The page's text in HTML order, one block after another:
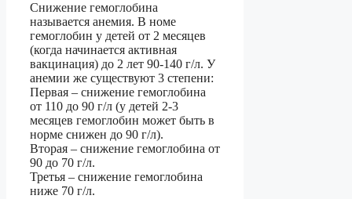
Снижение гемоглобина
называется анемия. В номе
гемоглобин у детей от 2 месяцев
(когда начинается активная
вакцинация) до 2 лет 90-140 г/л. У
анемии же существуют 3 степени:
Первая – снижение гемоглобина
от 110 до 90 г/л (у детей 2-3
месяцев гемоглобин может быть в
норме снижен до 90 г/л).
Вторая – снижение гемоглобина от
90 до 70 г/л.
Третья – снижение гемоглобина
ниже 70 г/л.